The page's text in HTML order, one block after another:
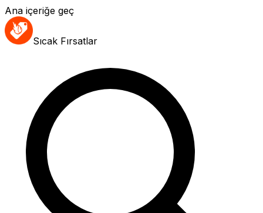
Ana içeriğe geç
Sıcak Fırsatlar